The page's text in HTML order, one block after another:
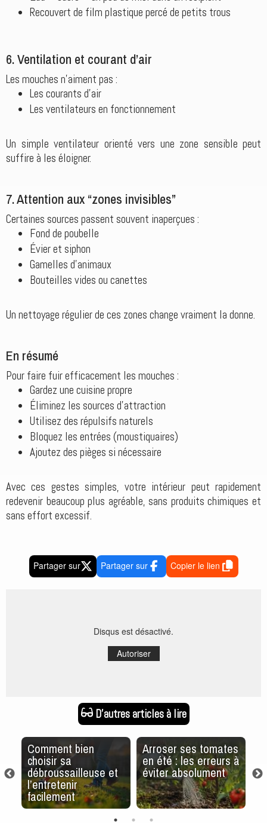
Recouvert de film plastique percé de petits trous
6. Ventilation et courant d’air
Les mouches n’aiment pas :
Les courants d’air
Les ventilateurs en fonctionnement
Un simple ventilateur orienté vers une zone sensible peut
suffire à les éloigner.
7. Attention aux “zones invisibles”
Certaines sources passent souvent inaperçues :
Fond de poubelle
Évier et siphon
Gamelles d’animaux
Bouteilles vides ou canettes
Un nettoyage régulier de ces zones change vraiment la donne.
En résumé
Pour faire fuir efficacement les mouches :
Gardez une cuisine propre
Éliminez les sources d’attraction
Utilisez des répulsifs naturels
Bloquez les entrées (moustiquaires)
Ajoutez des pièges si nécessaire
Avec ces gestes simples, votre intérieur peut rapidement
redevenir beaucoup plus agréable, sans produits chimiques et
sans effort excessif.
Partager sur Partager sur Copier le lien
Disqus est désactivé.
Autoriser
D'autres articles à lire
Comment bien
choisir sa
débroussailleuse et
l’entretenir
facilement
Arroser ses tomates
en été : les erreurs à
éviter absolument